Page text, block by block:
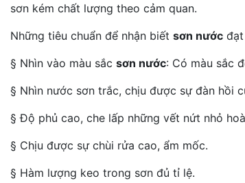
sơn kém chất lượng theo cảm quan.
Những tiêu chuẩn để nhận biết sơn nước
§ Nhìn vào màu sắc sơn nước: Có màu sắc
§ Nhìn nước sơn trắc, chịu được sự đàn hồi
§ Độ phủ cao, che lấp những vết nứt nhỏ
§ Chịu được sự chùi rửa cao, ẩm mốc.
§ Hàm lượng keo trong sơn đủ tỉ lệ.